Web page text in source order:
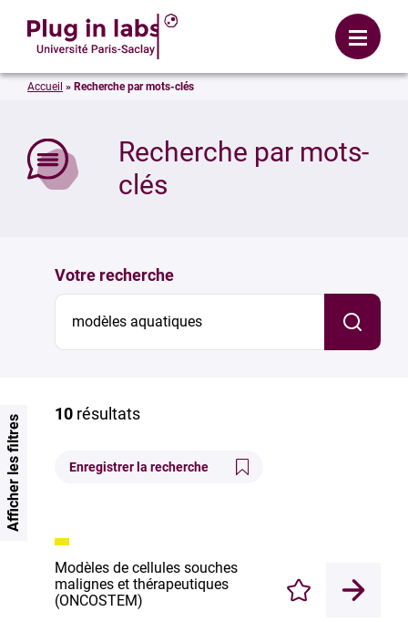
Menu
Recherche par mots-
clés
Accueil » Recherche par mots-clés
Votre recherche
10 résultats
Enregistrer la recherche
Modèles de cellules souches
malignes et thérapeutiques
(ONCOSTEM)
Enregistrer
Afficher les filtres